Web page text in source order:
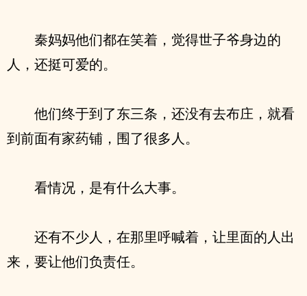
秦妈妈他们都在笑着，觉得世子爷身边的
人，还挺可爱的。
他们终于到了东三条，还没有去布庄，就看
到前面有家药铺，围了很多人。
看情况，是有什么大事。
还有不少人，在那里呼喊着，让里面的人出
来，要让他们负责任。